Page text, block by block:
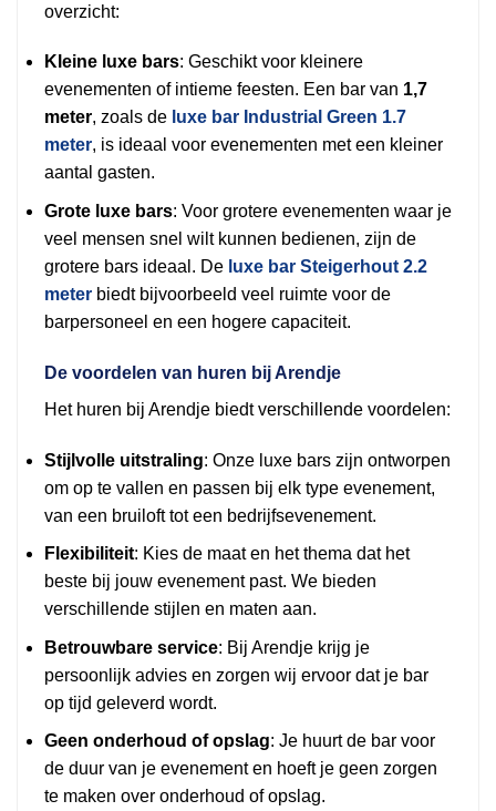
overzicht:
Kleine luxe bars: Geschikt voor kleinere
evenementen of intieme feesten. Een bar van 1,7
meter, zoals de luxe bar Industrial Green 1.7
meter, is ideaal voor evenementen met een kleiner
aantal gasten.
Grote luxe bars: Voor grotere evenementen waar je
veel mensen snel wilt kunnen bedienen, zijn de
grotere bars ideaal. De luxe bar Steigerhout 2.2
meter biedt bijvoorbeeld veel ruimte voor de
barpersoneel en een hogere capaciteit.
De voordelen van huren bij Arendje
Het huren bij Arendje biedt verschillende voordelen:
Stijlvolle uitstraling: Onze luxe bars zijn ontworpen
om op te vallen en passen bij elk type evenement,
van een bruiloft tot een bedrijfsevenement.
Flexibiliteit: Kies de maat en het thema dat het
beste bij jouw evenement past. We bieden
verschillende stijlen en maten aan.
Betrouwbare service: Bij Arendje krijg je
persoonlijk advies en zorgen wij ervoor dat je bar
op tijd geleverd wordt.
Geen onderhoud of opslag: Je huurt de bar voor
de duur van je evenement en hoeft je geen zorgen
te maken over onderhoud of opslag.